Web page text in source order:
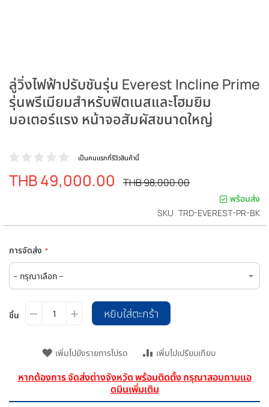
ลู่วิ่งไฟฟ้าปรับชันรุ่น Everest Incline Prime
รุ่นพรีเมียมสำหรับฟิตเนสและโฮมยิม
มอเตอร์แรง หน้าจอสัมผัสขนาดใหญ่
เป็นคนแรกที่รีวิวสินค้านี้
ราคา
THB 49,000.00
ราคา
THB 98,000.00
พร้อมส่ง
SKU TRD-EVEREST-PR-BK
การจัดส่ง
ชิ้น หยิบใส่ตะกร้า
เพิ่มไปยังรายการโปรด เพิ่มไปเปรียบเทียบ
หากต้องการ จัดส่งต่างจังหวัด พร้อมติดตั้ง กรุณาสอบถามแอ
ดมินเพิ่มเติม